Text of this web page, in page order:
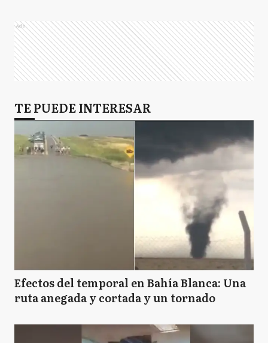
Ads
TE PUEDE INTERESAR
Efectos del temporal en Bahía Blanca: Una
ruta anegada y cortada y un tornado